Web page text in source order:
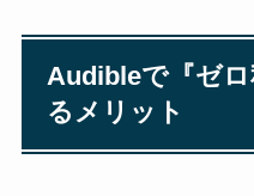
Audibleで『ゼ
るメリット